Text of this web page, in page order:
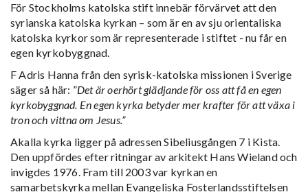
För Stockholms katolska stift innebär förvärvet att den
syrianska katolska kyrkan – som är en av sju orientaliska
katolska kyrkor som är representerade i stiftet - nu får en
egen kyrkobyggnad.
F Adris Hanna från den syrisk-katolska missionen i Sverige
säger så här: ”Det är oerhört glädjande för oss att få en egen
kyrkobyggnad. En egen kyrka betyder mer krafter för att växa i
tron och vittna om Jesus.”
Akalla kyrka ligger på adressen Sibeliusgången 7 i Kista.
Den uppfördes efter ritningar av arkitekt Hans Wieland och
invigdes 1976. Fram till 2003 var kyrkan en
samarbetskyrka mellan Evangeliska Fosterlandsstiftelsen